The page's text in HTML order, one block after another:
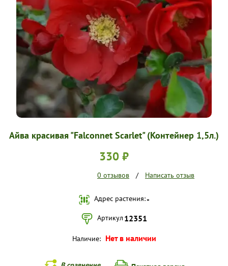
О НАС
УСЛОВИЯ РАБОТЫ
КОНТАКТЫ
Айва красивая "Falconnet Scarlet" (Контейнер 1,5л.)
330 ₽
0 отзывов / Написать отзыв
Адрес растения:-
Артикул 12351
Наличие: Нет в наличии